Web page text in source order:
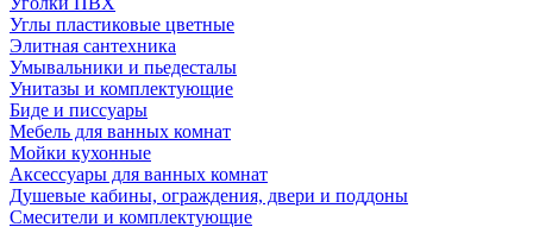
Углы пластиковые цветные
Элитная сантехника
Умывальники и пьедесталы
Унитазы и комплектующие
Биде и писсуары
Мебель для ванных комнат
Мойки кухонные
Аксессуары для ванных комнат
Душевые кабины, ограждения, двери и поддоны
Смесители и комплектующие